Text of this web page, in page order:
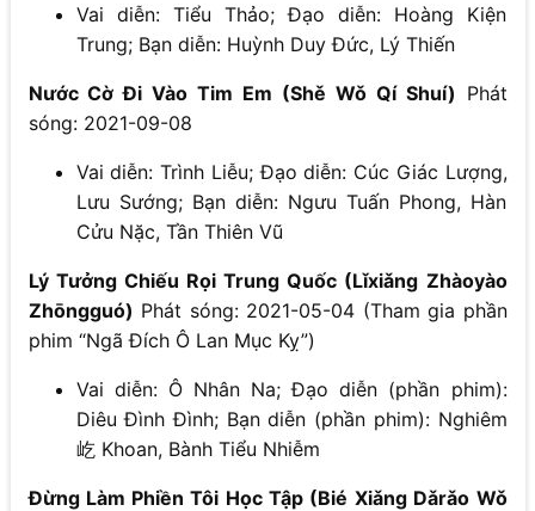
Vai diễn: Tiểu Thảo; Đạo diễn: Hoàng Kiện
Trung; Bạn diễn: Huỳnh Duy Đức, Lý Thiến
Nước Cờ Đi Vào Tim Em (Shě Wǒ Qí Shuí) Phát
sóng: 2021-09-08
Vai diễn: Trình Liễu; Đạo diễn: Cúc Giác Lượng,
Lưu Sướng; Bạn diễn: Ngưu Tuấn Phong, Hàn
Cửu Nặc, Tần Thiên Vũ
Lý Tưởng Chiếu Rọi Trung Quốc (Lǐxiǎng Zhàoyào
Zhōngguó) Phát sóng: 2021-05-04 (Tham gia phần
phim “Ngã Đích Ô Lan Mục Kỵ”)
Vai diễn: Ô Nhân Na; Đạo diễn (phần phim):
Diêu Đình Đình; Bạn diễn (phần phim): Nghiêm
屹 Khoan, Bành Tiểu Nhiễm
Đừng Làm Phiền Tôi Học Tập (Bié Xiǎng Dǎrǎo Wǒ